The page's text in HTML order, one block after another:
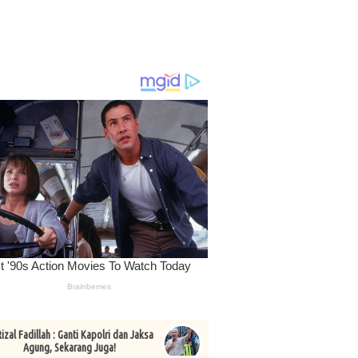
Fadillah : Ganti Kapolri dan Jaksa
Agung, Sekarang Juga!